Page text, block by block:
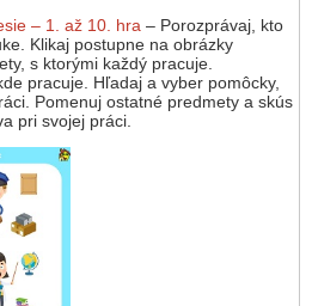
– 1. až 10. hra – Porozprávaj, kto
Klikaj postupne na obrázky
s ktorými každý pracuje.
pracuje. Hľadaj a vyber pomôcky,
Pomenuj ostatné predmety a skús
pri svojej práci.